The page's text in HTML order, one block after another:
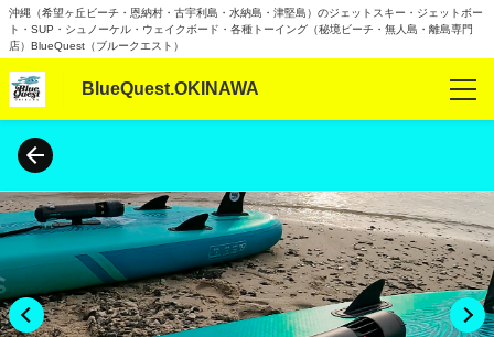
沖縄（希望ヶ丘ビーチ・恩納村・古宇利島・水納島・津堅島）のジェットスキー・ジェットボー
ト・SUP・シュノーケル・ウェイクボード・各種トーイング（秘境ビーチ・無人島・離島専門
店）BlueQuest（ブルークエスト）
BlueQuest.OKINAWA
确认预订
语言
日本語
English